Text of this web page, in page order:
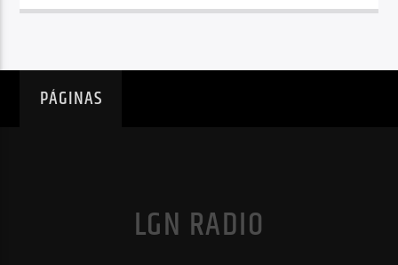
PÁGINAS
LGN RADIO